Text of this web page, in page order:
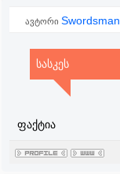
ავტორი Swordsman
სასკეს
ფაქტია